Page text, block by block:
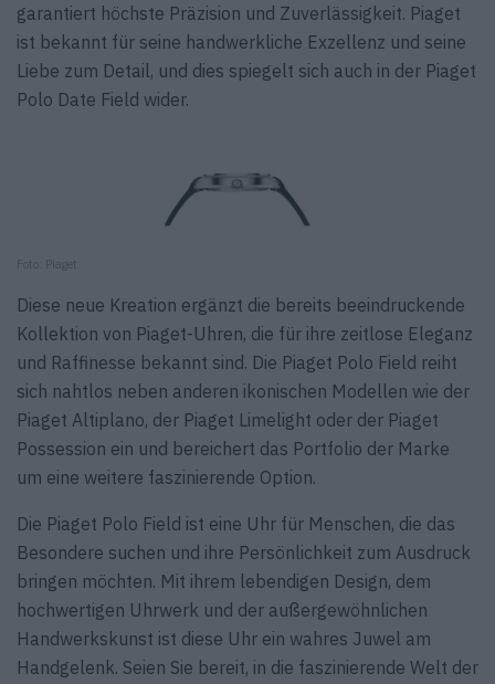
garantiert höchste Präzision und Zuverlässigkeit. Piaget
ist bekannt für seine handwerkliche Exzellenz und seine
Liebe zum Detail, und dies spiegelt sich auch in der Piaget
Polo Date Field wider.
Foto: Piaget
Diese neue Kreation ergänzt die bereits beeindruckende
Kollektion von Piaget-Uhren, die für ihre zeitlose Eleganz
und Raffinesse bekannt sind. Die Piaget Polo Field reiht
sich nahtlos neben anderen ikonischen Modellen wie der
Piaget Altiplano, der Piaget Limelight oder der Piaget
Possession ein und bereichert das Portfolio der Marke
um eine weitere faszinierende Option.
Die Piaget Polo Field ist eine Uhr für Menschen, die das
Besondere suchen und ihre Persönlichkeit zum Ausdruck
bringen möchten. Mit ihrem lebendigen Design, dem
hochwertigen Uhrwerk und der außergewöhnlichen
Handwerkskunst ist diese Uhr ein wahres Juwel am
Handgelenk. Seien Sie bereit, in die faszinierende Welt der